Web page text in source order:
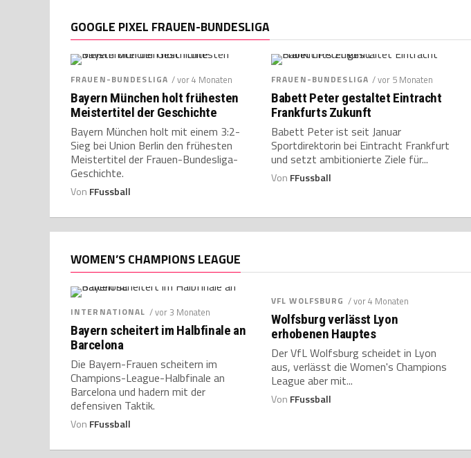
GOOGLE PIXEL FRAUEN-BUNDESLIGA
FRAUEN-BUNDESLIGA / vor 4 Monaten
Bayern München holt frühesten
Meistertitel der Geschichte
Bayern München holt mit einem 3:2-
Sieg bei Union Berlin den frühesten
Meistertitel der Frauen-Bundesliga-
Geschichte.
Von FFussball
FRAUEN-BUNDESLIGA / vor 5 Monaten
Babett Peter gestaltet Eintracht
Frankfurts Zukunft
Babett Peter ist seit Januar
Sportdirektorin bei Eintracht Frankfurt
und setzt ambitionierte Ziele für...
Von FFussball
WOMEN’S CHAMPIONS LEAGUE
INTERNATIONAL / vor 3 Monaten
Bayern scheitert im Halbfinale an
Barcelona
Die Bayern-Frauen scheitern im
Champions-League-Halbfinale an
Barcelona und hadern mit der
defensiven Taktik.
Von FFussball
VFL WOLFSBURG / vor 4 Monaten
Wolfsburg verlässt Lyon
erhobenen Hauptes
Der VfL Wolfsburg scheidet in Lyon
aus, verlässt die Women's Champions
League aber mit...
Von FFussball